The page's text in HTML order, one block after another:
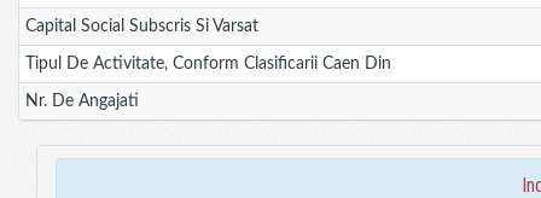
Capital Social Subscris Si Varsat
Tipul De Activitate, Conform Clasificarii Caen Din
Nr. De Angajati